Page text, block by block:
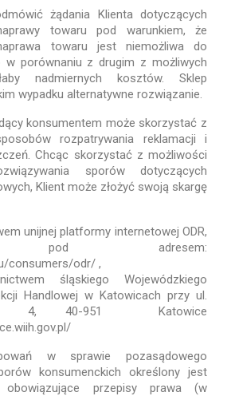
żądania Klienta dotyczących
towaru pod warunkiem, że
towaru jest niemożliwa do
w porównaniu z drugim z możliwych
nadmiernych kosztów. Sklep
wypadku alternatywne rozwiązanie.
konsumentem może skorzystać z
rozpatrywania reklamacji i
Chcąc skorzystać z możliwości
sporów dotyczących
Klient może złożyć swoją skargę
unijnej platformy internetowej ODR,
pod adresem:
consumers/odr/ ,
śląskiego Wojewódzkiego
Handlowej w Katowicach przy ul.
4, 40-951 Katowice
w sprawie pozasądowego
konsumenckich określony jest
obowiązujące przepisy prawa (w